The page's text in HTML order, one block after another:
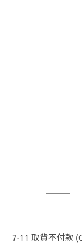
7-11 取貨不付款